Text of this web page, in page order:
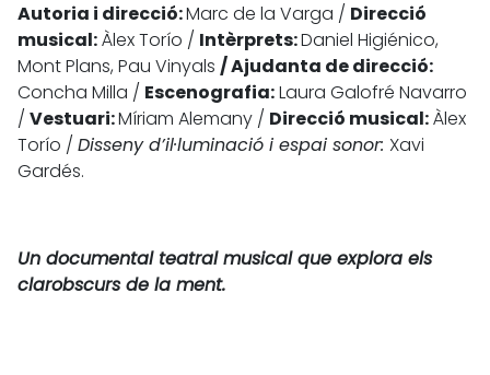
Autoria i direcció:Marc de la Varga / Direcció
musical:Àlex Torío / Intèrprets:Daniel Higiénico,
Mont Plans, Pau Vinyals / Ajudanta de direcció:
Concha Milla / Escenografia:Laura Galofré Navarro
/ Vestuari:Míriam Alemany / Direcció musical:Àlex
Torío / Disseny d’il·luminació i espai sonor: Xavi
Gardés.
Un documental teatral musical que explora els
clarobscurs de la ment.